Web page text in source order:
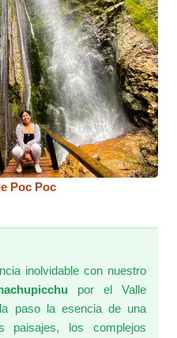
Poc Poc
inolvidable con nuestro
por el Valle
paso la esencia de una
paisajes, los complejos